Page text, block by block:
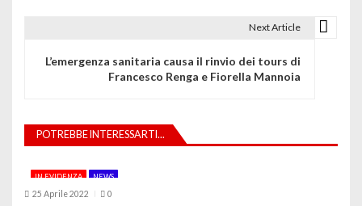
o
Next Article
L’emergenza sanitaria causa il rinvio dei tours di
Francesco Renga e Fiorella Mannoia
POTREBBE INTERESSARTI...
IN EVIDENZA NEWS
25 Aprile 2022 0